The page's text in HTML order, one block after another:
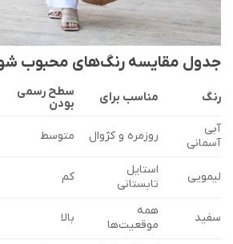
جدول مقایسه رنگ‌های محبوب
رنگ مناسب برای سطح رسمی
بودن
آبی
آسمانی
روزمره و کژوال متوسط
لیمویی
استایل
تابستانی
کم
سفید
همه
موقعیت‌ها
بالا